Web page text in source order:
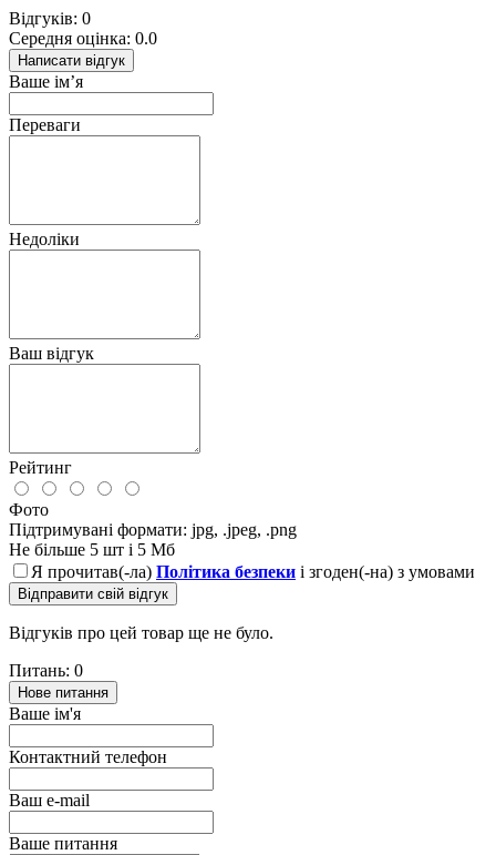
Відгуків: 0
Середня оцінка: 0.0
Написати відгук
Ваше ім’я
Переваги
Недоліки
Ваш відгук
Рейтинг
Фото
Підтримувані формати: jpg, .jpeg, .png
Не більше 5 шт і 5 Мб
Я прочитав(-ла) Політика безпеки і згоден(-на) з умовами
Відправити свій відгук
Відгуків про цей товар ще не було.
Питань: 0
Нове питання
Ваше ім'я
Контактний телефон
Ваш e-mail
Ваше питання